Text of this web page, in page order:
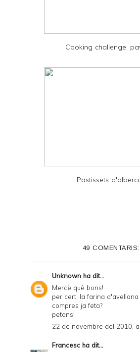
Cooking challenge:
Pastissets
49 COMENTARIS:
Unknown ha dit...
Mercè què bons!
per cert, la farina
compres ja feta?
petons!
22 de novembre del 2010,
Francesc ha dit...